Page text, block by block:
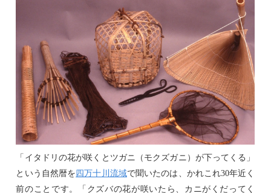
「イタドリの花が咲くとツガニ（モクズガニ）が下ってくる」
という自然暦を四万十川流域で聞いたのは、かれこれ30年近く
前のことです。「クズバの花が咲いたら、カニがくだってく